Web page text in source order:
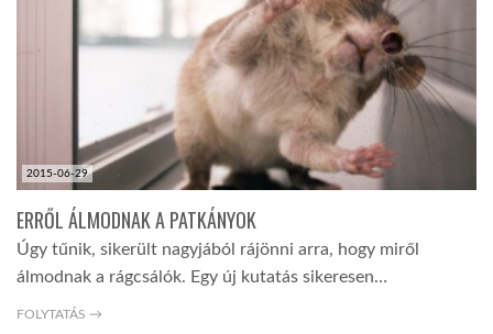
2015-06-29
ERRŐL ÁLMODNAK A PATKÁNYOK
Úgy tűnik, sikerült nagyjából rájönni arra, hogy miről
álmodnak a rágcsálók. Egy új kutatás sikeresen…
FOLYTATÁS →